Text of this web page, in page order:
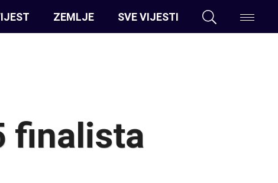
ZEMLJE SVE VIJESTI
finalista